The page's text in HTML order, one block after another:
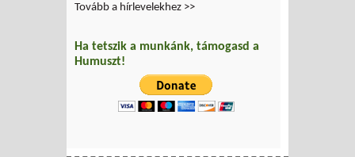
Tovább a hírlevelekhez >>
Ha tetszik a munkánk, támogasd a
Humuszt!